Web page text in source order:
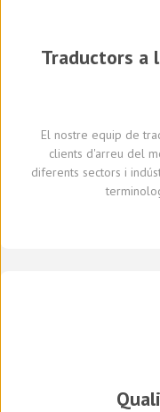
Traductors a
El nostre equip de
clients d'arreu del
diferents sectors i